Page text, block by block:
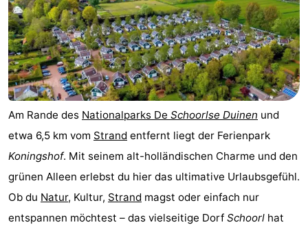
Egmont
Glory
-
Buiten
Bergen
-
De
Woudhoeve
-
Duinpark
-
Koningshof
-
Egmond
Molengroet
-
Am Rande des Nationalparks De Schoorlse Duinen und
etwa 6,5 km vom Strand entfernt liegt der Ferienpark
Koningshof. Mit seinem alt-holländischen Charme und den
grünen Alleen erlebst du hier das ultimative Urlaubsgefühl.
Ob du Natur, Kultur, Strand magst oder einfach nur
entspannen möchtest – das vielseitige Dorf Schoorl hat